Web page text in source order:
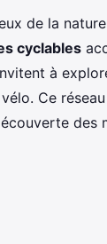
de la
cyclables
à
Ce
des